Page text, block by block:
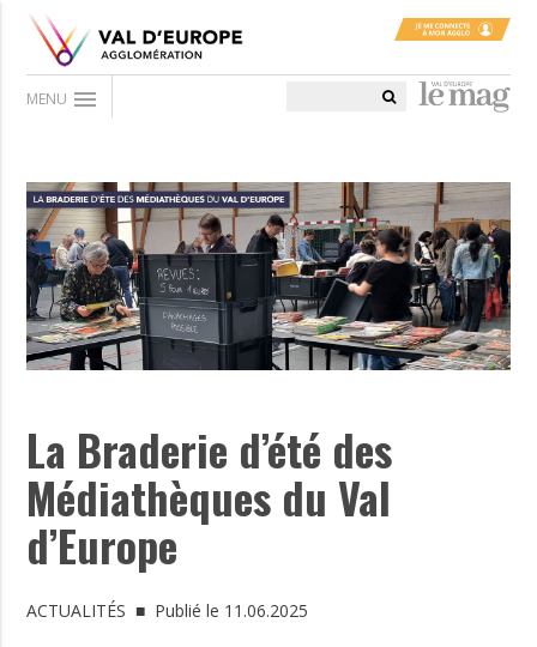
MENU menu
La Braderie d’été des
Médiathèques du Val
d’Europe
ACTUALITÉS ■ Publié le 11.06.2025